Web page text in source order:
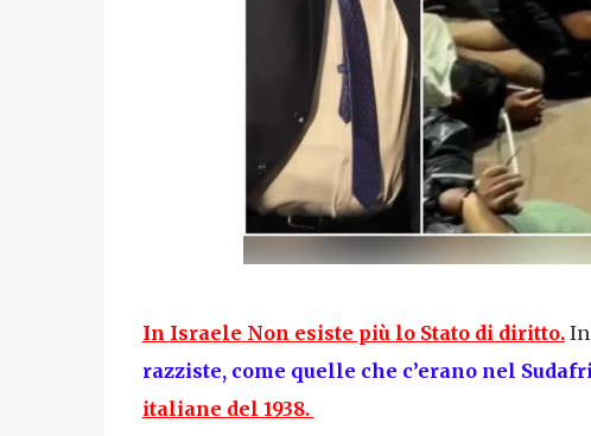
In Israele Non esiste più lo Stato di diritto.In
razziste, come quelle che c’erano nel
italiane del 1938.